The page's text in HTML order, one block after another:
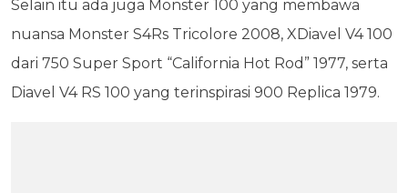
Selain itu ada juga Monster 100 yang membawa
nuansa Monster S4Rs Tricolore 2008, XDiavel V4 100
dari 750 Super Sport “California Hot Rod” 1977, serta
Diavel V4 RS 100 yang terinspirasi 900 Replica 1979.